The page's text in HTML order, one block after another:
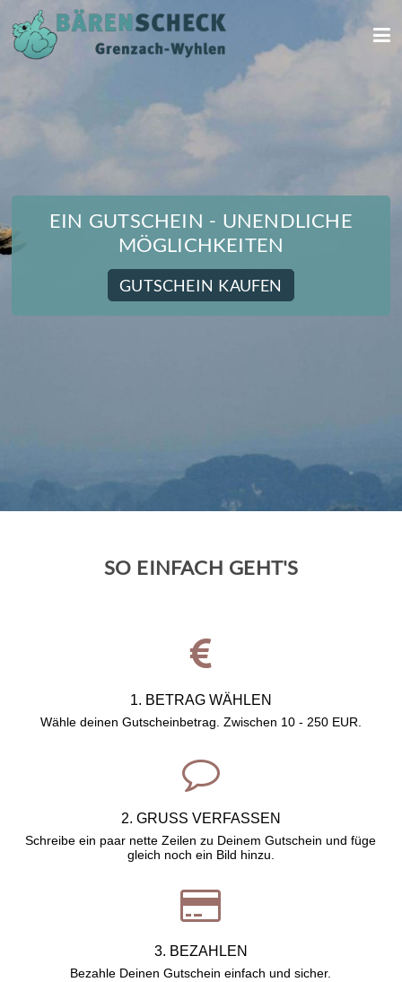
EIN GUTSCHEIN - UNENDLICHE
MÖGLICHKEITEN
GUTSCHEIN KAUFEN
SO EINFACH GEHT'S
1. BETRAG WÄHLEN
Wähle deinen Gutscheinbetrag. Zwischen 10 - 250 EUR.
2. GRUSS VERFASSEN
Schreibe ein paar nette Zeilen zu Deinem Gutschein und füge
gleich noch ein Bild hinzu.
3. BEZAHLEN
Bezahle Deinen Gutschein einfach und sicher.
We use cookies